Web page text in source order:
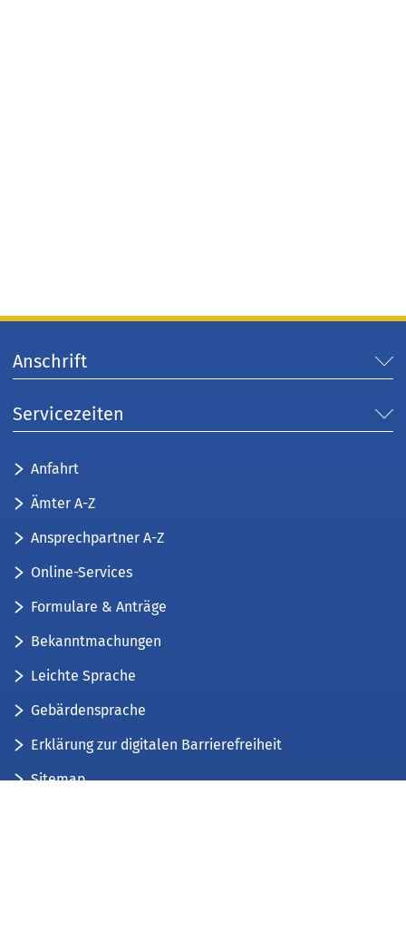
Anschrift
Servicezeiten
Anfahrt
Ämter A-Z
Ansprechpartner A-Z
Online-Services
Formulare & Anträge
Bekanntmachungen
Leichte Sprache
Gebärdensprache
Erklärung zur digitalen Barrierefreiheit
Sitemap